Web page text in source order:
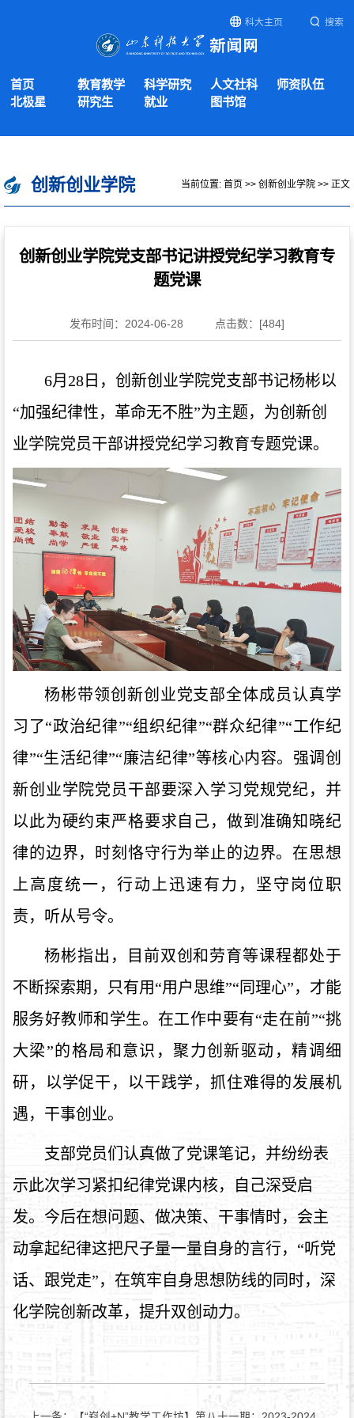
科大主页 搜索
首页 教育教学 科学研究 人文社科
师资队伍
北极星
研究生 就业 图书馆
创新创业学院 当前位置: 首页 >> 创新创业学院 >> 正文
创新创业学院党支部书记讲授党纪学习教育专
题党课
发布时间：2024-06-28 点击数：[484]
6月28日，创新创业学院党支部书记杨彬以
“加强纪律性，革命无不胜”为主题，为创新创
业学院党员干部讲授党纪学习教育专题党课。
杨彬带领创新创业党支部全体成员认真学
习了“政治纪律”“组织纪律”“群众纪律”“工作纪
律”“生活纪律”“廉洁纪律”等核心内容。强调创
新创业学院党员干部要深入学习党规党纪，并
以此为硬约束严格要求自己，做到准确知晓纪
律的边界，时刻恪守行为举止的边界。在思想
上高度统一，行动上迅速有力，坚守岗位职
责，听从号令。
杨彬指出，目前双创和劳育等课程都处于
不断探索期，只有用“用户思维”“同理心”，才能
服务好教师和学生。在工作中要有“走在前”“挑
大梁”的格局和意识，聚力创新驱动，精调细
研，以学促干，以干践学，抓住难得的发展机
遇，干事创业。
支部党员们认真做了党课笔记，并纷纷表
示此次学习紧扣纪律党课内核，自己深受启
发。今后在想问题、做决策、干事情时，会主
动拿起纪律这把尺子量一量自身的言行，“听党
话、跟党走”，在筑牢自身思想防线的同时，深
化学院创新改革，提升双创动力。